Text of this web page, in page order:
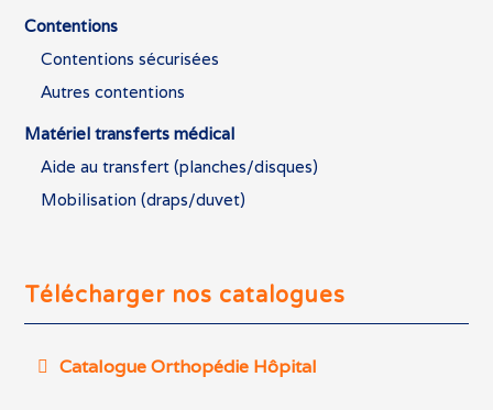
Contentions
Contentions sécurisées
Autres contentions
Matériel transferts médical
Aide au transfert (planches/disques)
Mobilisation (draps/duvet)
Télécharger nos catalogues
Catalogue Orthopédie Hôpital